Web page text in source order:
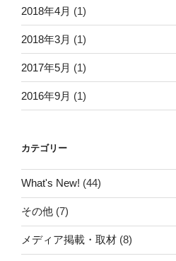
2018年4月 (1)
2018年3月 (1)
2017年5月 (1)
2016年9月 (1)
カテゴリー
What's New! (44)
その他 (7)
メディア掲載・取材 (8)